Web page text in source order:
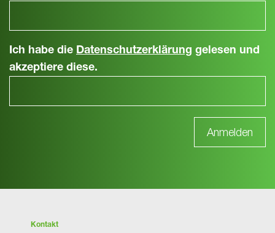
Ich habe die Datenschutzerklärung gelesen und
akzeptiere diese.
Kontakt